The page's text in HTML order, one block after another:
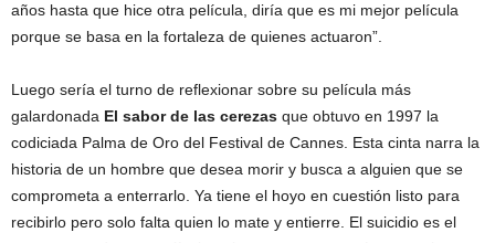
años hasta que hice otra película, diría que es mi mejor película
porque se basa en la fortaleza de quienes actuaron”.
Luego sería el turno de reflexionar sobre su película más
galardonada El sabor de las cerezas que obtuvo en 1997 la
codiciada Palma de Oro del Festival de Cannes. Esta cinta narra la
historia de un hombre que desea morir y busca a alguien que se
comprometa a enterrarlo. Ya tiene el hoyo en cuestión listo para
recibirlo pero solo falta quien lo mate y entierre. El suicidio es el